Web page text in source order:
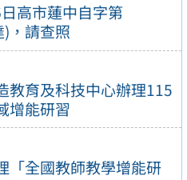
高市蓮中自字第
，請查照
教育及科技中心辦理115
增能研習
「全國教師教學增能研